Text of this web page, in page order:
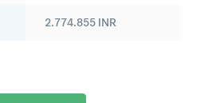
2.774.855 INR